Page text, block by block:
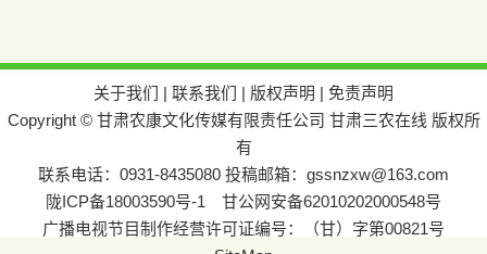
关于我们 | 联系我们 | 版权声明 | 免责声明
Copyright © 甘肃农康文化传媒有限责任公司 甘肃三农在线 版权所
有
联系电话：0931-8435080 投稿邮箱：gssnzxw@163.com
陇ICP备18003590号-1
甘公网安备62010202000548号
广播电视节目制作经营许可证编号：（甘）字第00821号